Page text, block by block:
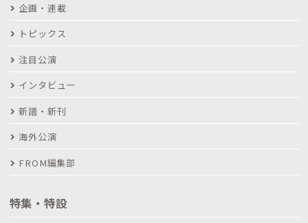
企画・連載
トピックス
注目公演
インタビュー
新譜・新刊
海外公演
FROM編集部
特集・特設